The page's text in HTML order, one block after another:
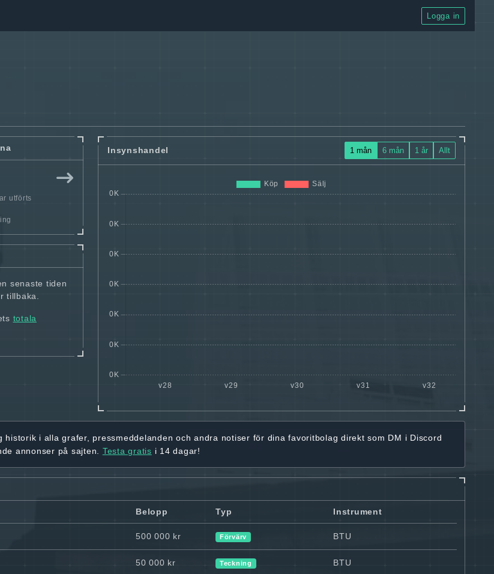
Logga in
utförts
senaste tiden
tillbaka.
totala
Insynshandel 1 mån 6 mån 1 år Allt
historik i alla grafer, pressmeddelanden och andra notiser för dina favoritbolag direkt som DM i Discord
annonser på sajten. Testa gratis i 14 dagar!
Belopp Typ Instrument
500 000 kr Förvärv BTU
50 000 kr Teckning BTU